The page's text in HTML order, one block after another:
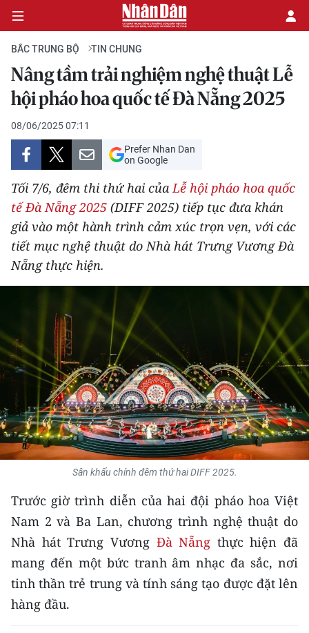
CHÍNH TRỊ
KINH TẾ
VĂN HÓA
XÃ HỘI
PHÁP LUẬT
DU LỊCH
THỂ THAO
GIÁO DỤC
KHOA HỌC - CÔNG NGHỆ
MÔI TRƯỜNG
BẠN ĐỌC
KIỂM CHỨNG THÔNG TIN
TRI THỨC CHUYÊN SÂU
54 DÂN TỘC VIỆT NAM
BẮC TRUNG BỘ TIN CHUNG
Nâng tầm trải nghiệm nghệ thuật Lễ
hội pháo hoa quốc tế Đà Nẵng 2025
08/06/2025 07:11
Prefer Nhan Dan
on Google
Tối 7/6, đêm thi thứ hai củaLễ hội pháo hoa quốc
tế Đà Nẵng 2025 (DIFF 2025) tiếp tục đưa khán
giả vào một hành trình cảm xúc trọn vẹn, với các
tiết mục nghệ thuật do Nhà hát Trưng Vương Đà
Nẵng thực hiện.
Sân khấu chính đêm thứ hai DIFF 2025.
Trước giờ trình diễn của hai đội pháo hoa Việt
Nam 2 và Ba Lan, chương trình nghệ thuật do
Nhà hát Trưng Vương Đà Nẵng thực hiện đã
mang đến một bức tranh âm nhạc đa sắc, nơi
tinh thần trẻ trung và tính sáng tạo được đặt lên
hàng đầu.